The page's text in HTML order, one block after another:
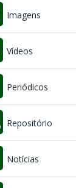
Imagens
Vídeos
Periódicos
Repositório
Notícias